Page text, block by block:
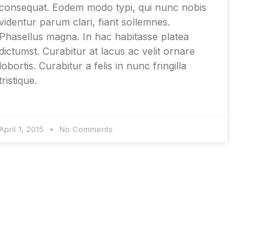
Eodem modo typi, qui nunc nobis
parum clari, fiant sollemnes.
Phasellus magna. In hac habitasse platea
Curabitur at lacus ac velit ornare
lobortis. Curabitur a felis in nunc fringilla
1, 2015 No Comments